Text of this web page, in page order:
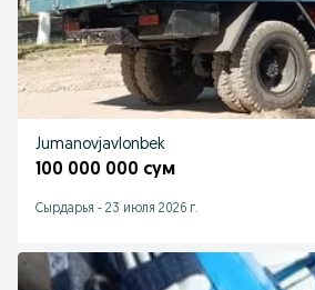
Jumanovjavlonbek
100 000 000 сум
Cырдарья - 23 июля 2026 г.